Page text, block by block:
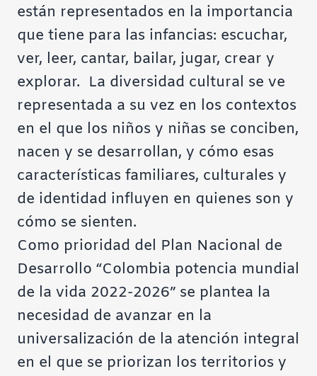
están representados en la importancia
que tiene para las infancias: escuchar,
ver, leer, cantar, bailar, jugar, crear y
explorar. La diversidad cultural se ve
representada a su vez en los contextos
en el que los niños y niñas se conciben,
nacen y se desarrollan, y cómo esas
características familiares, culturales y
de identidad influyen en quienes son y
cómo se sienten.
Como prioridad del Plan Nacional de
Desarrollo “Colombia potencia mundial
de la vida 2022-2026” se plantea la
necesidad de avanzar en la
universalización de la atención integral
en el que se priorizan los territorios y